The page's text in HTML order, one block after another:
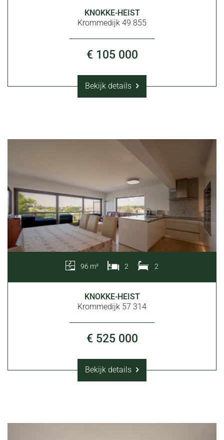
KNOKKE-HEIST
Krommedijk 49 855
€ 105 000
Bekijk details
96 m² 2 2
KNOKKE-HEIST
Krommedijk 57 314
€ 525 000
Bekijk details